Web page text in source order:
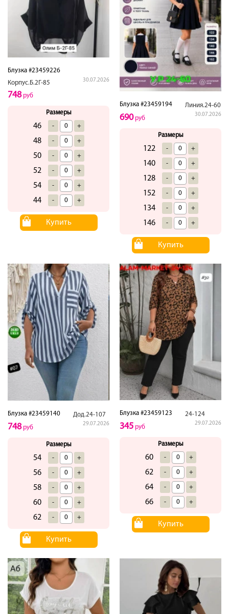
Блузка #23459226
Корпус.Б.2Г-85
30.07.2026
748руб
Размеры
46 - +
48 - +
50 - +
52 - +
54 - +
44 - +
Купить
Блузка #23459194 Линия.24-60
30.07.2026
690руб
Размеры
122 - +
140 - +
128 - +
152 - +
134 - +
146 - +
Купить
Блузка #23459140 Дод.24-107
29.07.2026
748руб
Размеры
54 - +
56 - +
58 - +
60 - +
62 - +
Купить
Блузка #23459123 24-124
29.07.2026
345 руб
Размеры
60 - +
62 - +
64 - +
66 - +
Купить